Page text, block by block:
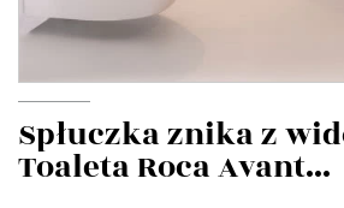
Spłuczka znika z
Toaleta Roca Avant...